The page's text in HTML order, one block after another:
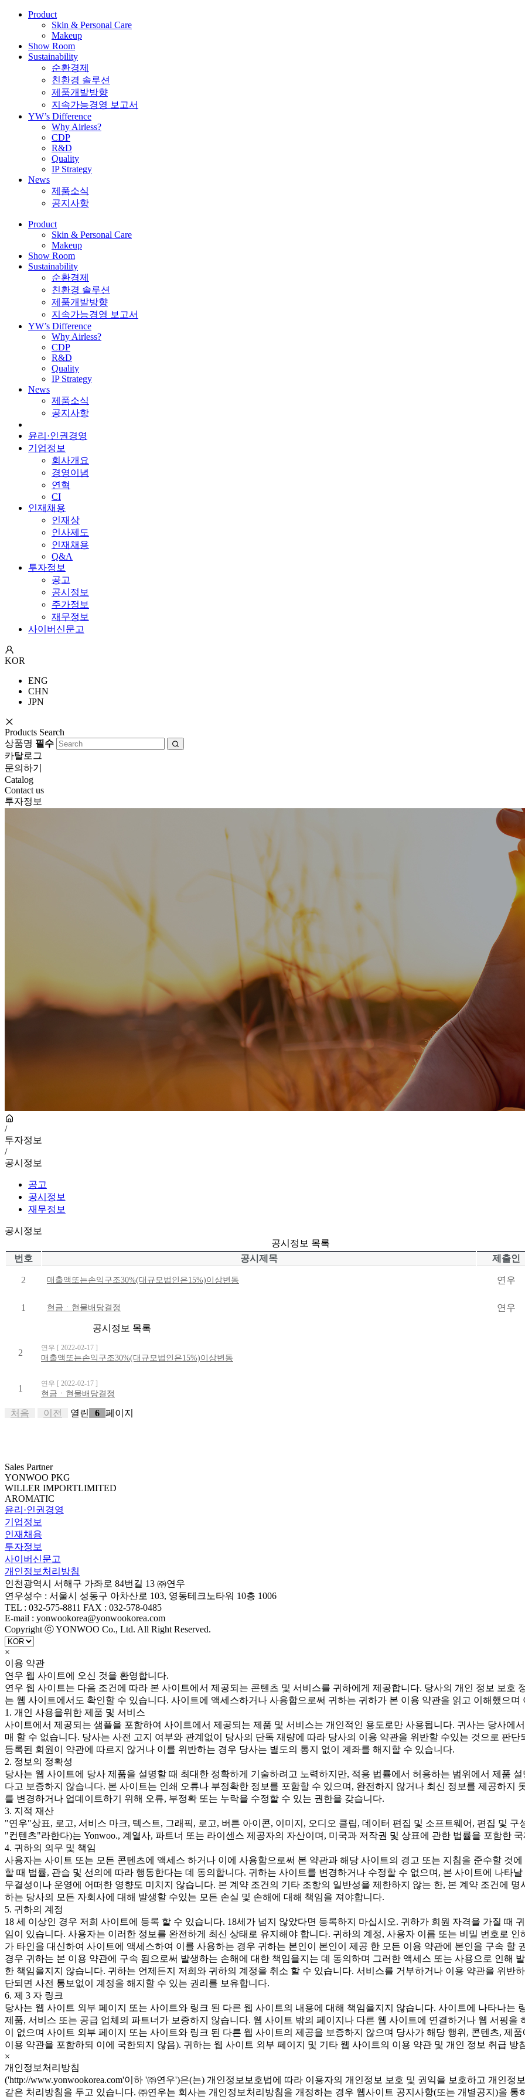
Product
Skin & Personal Care
Makeup
Show Room
Sustainability
순환경제
친환경 솔루션
제품개발방향
지속가능경영 보고서
YW’s Difference
Why Airless?
CDP
R&D
Quality
IP Strategy
News
제품소식
공지사항
Product
Skin & Personal Care
Makeup
Show Room
Sustainability
순환경제
친환경 솔루션
제품개발방향
지속가능경영 보고서
YW’s Difference
Why Airless?
CDP
R&D
Quality
IP Strategy
News
제품소식
공지사항
윤리·인권경영
기업정보
회사개요
경영이념
연혁
CI
인재채용
인재상
인사제도
인재채용
Q&A
투자정보
공고
공시정보
주가정보
재무정보
사이버신문고
KOR
ENG
CHN
JPN
Products Search
상품명 필수
카탈로그
문의하기
Catalog
Contact us
투자정보
/
투자정보
/
공시정보
공고
공시정보
재무정보
공시정보
공시정보 목록
번호
공시제목 제출인
2 매출액또는손익구조30%(대규모법인은15%)이상변동 연우
1 현금ㆍ현물배당결정 연우
공시정보 목록
2 연우 [ 2022-02-17 ]
매출액또는손익구조30%(대규모법인은15%)이상변동
1 연우 [ 2022-02-17 ]
현금ㆍ현물배당결정
처음 이전 열린 6 페이지
Sales Partner
YONWOO PKG
WILLER IMPORTLIMITED
AROMATIC
윤리·인권경영
기업정보
인재채용
투자정보
사이버신문고
개인정보처리방침
인천광역시 서해구 가좌로 84번길 13 ㈜연우
연우성수 : 서울시 성동구 아차산로 103, 영동테크노타워 10층 1006
TEL : 032-575-8811 FAX : 032-578-0485
E-mail : yonwookorea@yonwookorea.com
Copyright ⓒ YONWOO Co., Ltd. All Right Reserved.
×
이용 약관
연우 웹 사이트에 오신 것을 환영합니다.
연우 웹 사이트는 다음 조건에 따라 본 사이트에서 제공되는 콘텐츠 및 서비스를 귀하에게 제공합니다. 당사의 개인 정보 보호
는 웹 사이트에서도 확인할 수 있습니다. 사이트에 액세스하거나 사용함으로써 귀하는 귀하가 본 이용 약관을 읽고 이해했으며
1. 개인 사용을위한 제품 및 서비스
사이트에서 제공되는 샘플을 포함하여 사이트에서 제공되는 제품 및 서비스는 개인적인 용도로만 사용됩니다. 귀사는 당사에
매 할 수 없습니다. 당사는 사전 고지 여부와 관계없이 당사의 단독 재량에 따라 당사의 이용 약관을 위반할 수있는 것으로 판
등록된 회원이 약관에 따르지 않거나 이를 위반하는 경우 당사는 별도의 통지 없이 계좌를 해지할 수 있습니다.
2. 정보의 정확성
당사는 웹 사이트에 당사 제품을 설명할 때 최대한 정확하게 기술하려고 노력하지만, 적용 법률에서 허용하는 범위에서 제품
다고 보증하지 않습니다. 본 사이트는 인쇄 오류나 부정확한 정보를 포함할 수 있으며, 완전하지 않거나 최신 정보를 제공하지
를 변경하거나 업데이트하기 위해 오류, 부정확 또는 누락을 수정할 수 있는 권한을 갖습니다.
3. 지적 재산
"연우"상표, 로고, 서비스 마크, 텍스트, 그래픽, 로고, 버튼 아이콘, 이미지, 오디오 클립, 데이터 편집 및 소프트웨어, 편집 및
"컨텐츠"라한다)는 Yonwoo., 계열사, 파트너 또는 라이센스 제공자의 자산이며, 미국과 저작권 및 상표에 관한 법률을 포함한
4. 귀하의 의무 및 책임
사용자는 사이트 또는 모든 콘텐츠에 액세스 하거나 이에 사용함으로써 본 약관과 해당 사이트의 경고 또는 지침을 준수할 것
할 때 법률, 관습 및 선의에 따라 행동한다는 데 동의합니다. 귀하는 사이트를 변경하거나 수정할 수 없으며, 본 사이트에 나타
무결성이나 운영에 어떠한 영향도 미치지 않습니다. 본 계약 조건의 기타 조항의 일반성을 제한하지 않는 한, 본 계약 조건에
하는 당사의 모든 자회사에 대해 발생할 수있는 모든 손실 및 손해에 대해 책임을 져야합니다.
5. 귀하의 계정
18 세 이상인 경우 저희 사이트에 등록 할 수 있습니다. 18세가 넘지 않았다면 등록하지 마십시오. 귀하가 회원 자격을 가질 때
임이 있습니다. 사용자는 이러한 정보를 완전하게 최신 상태로 유지해야 합니다. 귀하의 계정, 사용자 이름 또는 비밀 번호로
가 타인을 대신하여 사이트에 액세스하여 이를 사용하는 경우 귀하는 본인이 본인이 제공 한 모든 이용 약관에 본인을 구속 할
경우 귀하는 본 이용 약관에 구속 됨으로써 발생하는 손해에 대한 책임을지는 데 동의하며 그러한 액세스 또는 사용으로 인해
한 책임을지지 않습니다. 귀하는 언제든지 저희와 귀하의 계정을 취소 할 수 있습니다. 서비스를 거부하거나 이용 약관을 위반
단되면 사전 통보없이 계정을 해지할 수 있는 권리를 보유합니다.
6. 제 3 자 링크
당사는 웹 사이트 외부 페이지 또는 사이트와 링크 된 다른 웹 사이트의 내용에 대해 책임을지지 않습니다. 사이트에 나타나는
제품, 서비스 또는 공급 업체의 파트너가 보증하지 않습니다. 웹 사이트 밖의 페이지나 다른 웹 사이트에 연결하거나 웹 서핑을
이 없으며 사이트 외부 페이지 또는 사이트와 링크 된 다른 웹 사이트의 제공을 보증하지 않으며 당사가 해당 행위, 콘텐츠, 제
이용 약관을 포함하되 이에 국한되지 않음). 귀하는 웹 사이트 외부 페이지 및 기타 웹 사이트의 이용 약관 및 개인 정보 취급 방
×
개인정보처리방침
('http://www.yonwookorea.com'이하 '㈜연우')은(는) 개인정보보호법에 따라 이용자의 개인정보 보호 및 권익을 보호하고 개인
같은 처리방침을 두고 있습니다. ㈜연우는 회사는 개인정보처리방침을 개정하는 경우 웹사이트 공지사항(또는 개별공지)을 통